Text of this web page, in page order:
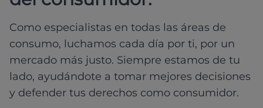
Como especialistas en todas las áreas de
consumo, luchamos cada día por ti, por un
mercado más justo. Siempre estamos de tu
lado, ayudándote a tomar mejores decisiones
y defender tus derechos como consumidor.